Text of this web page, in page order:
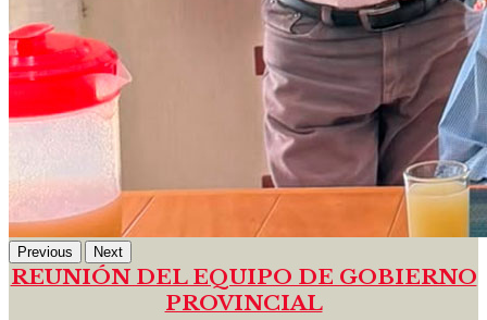
Previous Next
REUNIÓN DEL EQUIPO DE GOBIERNO
PROVINCIAL